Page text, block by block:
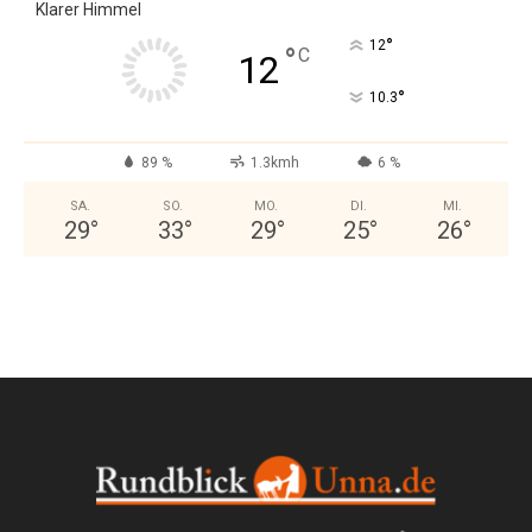
Klarer Himmel
12 °C 12°
10.3°
89 % 1.3kmh 6 %
SA.
29°
SO.
33°
MO.
29°
DI.
25°
MI.
26°